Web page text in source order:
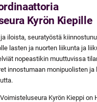
Kyrön Kiepille
iloista, seuratyöstä
lasten ja nuorten liikunta ja
nopeastikin muuttuvissa
innostumaan monipuolisten ja
Kyrön Kieppi on